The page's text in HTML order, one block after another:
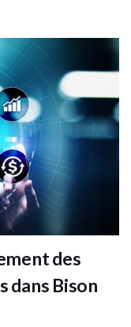
des
dans Bison